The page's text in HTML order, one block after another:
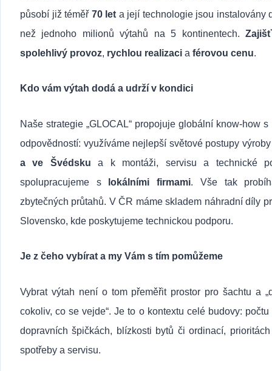
působí již téměř 70 let a její technologie jsou instalovány
než jednoho milionů výtahů na 5 kontinentech.
spolehlivý provoz, rychlou realizaci a férovou cenu.
Kdo vám výtah dodá a udrží v kondici
Naše strategie „GLOCAL“ propojuje globální know-how s
odpovědností: využíváme nejlepší světové postupy
a ve Švédsku a k montáži, servisu a technické
spolupracujeme s
lokálními firmami. Vše tak
zbytečných průtahů. V ČR máme skladem náhradní díly
Slovensko, kde poskytujeme technickou podporu.
Je z čeho vybírat a my Vám s tím pomůžeme
Vybrat výtah není o tom přeměřit prostor pro šachtu a
cokoliv, co se vejde“. Je to o kontextu celé budovy: počtu
dopravních špičkách, blízkosti bytů či ordinací,
spotřeby a servisu.